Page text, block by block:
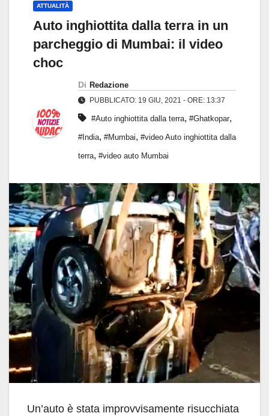
ATTUALITÀ
Auto inghiottita dalla terra in un
parcheggio di Mumbai: il video
choc
Di Redazione
PUBBLICATO: 19 GIU, 2021 - ORE: 13:37
#Auto inghiottita dalla terra, #Ghatkopar,
#India, #Mumbai, #video Auto inghiottita dalla
terra, #video auto Mumbai
Un’auto è stata improvvisamente risucchiata